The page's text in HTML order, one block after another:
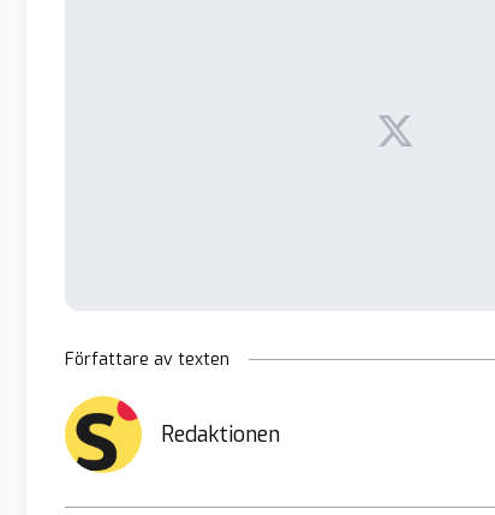
Författare av texten
Redaktionen